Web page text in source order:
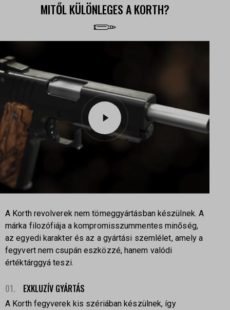
MITŐL KÜLÖNLEGES A KORTH?
A Korth revolverek nem tömeggyártásban készülnek. A
márka filozófiája a kompromisszummentes minőség,
az egyedi karakter és az a gyártási szemlélet, amely a
fegyvert nem csupán eszközzé, hanem valódi
értéktárggyá teszi.
01. EXKLUZÍV GYÁRTÁS
A Korth fegyverek kis szériában készülnek, így